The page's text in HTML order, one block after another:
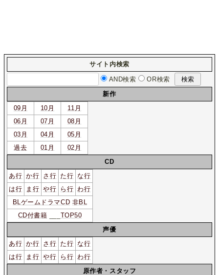
サイト内検索
AND検索
OR検索
新作
09月
10月
11月
06月
07月
08月
03月
04月
05月
過去
01月
02月
CD
あ行 か行 さ行 た行 な行
は行
ま行 や行 ら行 わ行
BLゲームドラマCD 非BL
CD付書籍
TOP50
声優
あ行 か行 さ行 た行 な行
は行
ま行 や行 ら行 わ行
原作者・スタッフ